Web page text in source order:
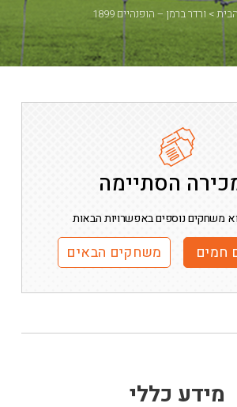
ורדר ברמן – הופנהיים 1899
הסתיימה
משחקים נוספים באפשרויות הבאות
חמים משחקים הבאים
מידע כללי